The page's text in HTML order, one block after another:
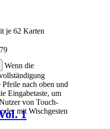
Wenn die
nach oben und
Eingabetaste, um
von Touch-
mit Wischgesten
je 62 Karten
1